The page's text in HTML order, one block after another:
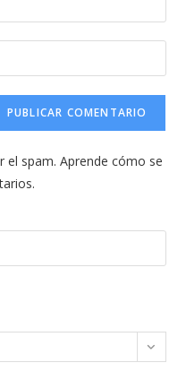
el spam.Aprende cómo se
el